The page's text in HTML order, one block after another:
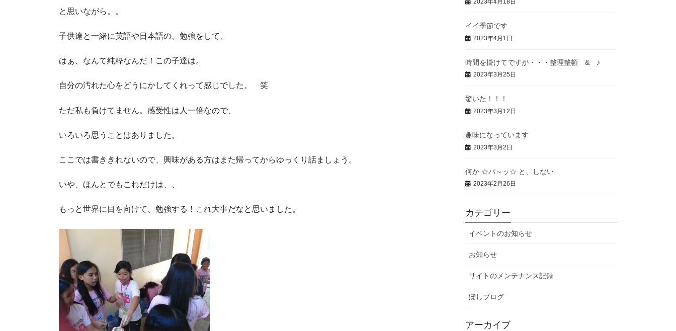
と思いながら。。
子供達と一緒に英語や日本語の、勉強をして、
はぁ、なんて純粋なんだ！この子達は。
自分の汚れた心をどうにかしてくれって感じでした。 笑
ただ私も負けてません。感受性は人一倍なので、
いろいろ思うことはありました。
ここでは書ききれないので、興味がある方はまた帰ってからゆっくり話ましょう。
いや、ほんとでもこれだけは、、
もっと世界に目を向けて、勉強する！これ大事だなと思いました。
2023年4月18日
イイ季節です
2023年4月1日
時間を掛けてですが・・・整理整頓 & ♪
2023年3月25日
驚いた！！！
2023年3月12日
趣味になっています
2023年3月2日
何か ☆パ～ッ☆ と、しない
2023年2月26日
カテゴリー
イベントのお知らせ
お知らせ
サイトのメンテナンス記録
ぽしブログ
アーカイブ